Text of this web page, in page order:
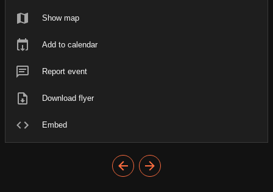
Show map
Add to calendar
Report event
Download flyer
Embed